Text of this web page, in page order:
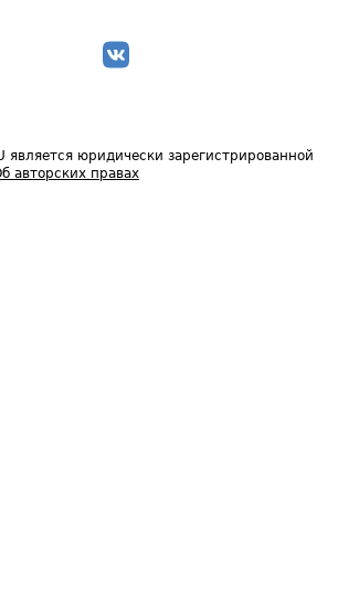
является юридически зарегистрированной
авторских правах